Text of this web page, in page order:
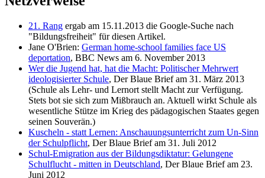
21. Rang ergab am 15.11.2013 die Google-Suche nach
"Bildungsfreiheit" für diesen Artikel.
Jane O'Brien: German home-school families face US
deportation, BBC News am 6. November 2013
Wer die Jugend hat, hat die Macht: Politischer Mehrwert
ideologisierter Schule, Der Blaue Brief am 31. März 2013
(Schule als Lehr- und Lernort stellt Macht zur Verfügung.
Stets bot sie sich zum Mißbrauch an. Aktuell wirkt Schule als
wesentliche Stütze im Krieg des pädagogischen Staates gegen
seinen Souverän.)
Kuscheln - statt Lernen: Anschauungsunterricht zum Un-Sinn
der Schulpflicht, Der Blaue Brief am 31. Juli 2012
Schul-Emigration aus der Bildungsdiktatur: Gelungene
Schulflucht - mitten in Deutschland, Der Blaue Brief am 23.
Juni 2012